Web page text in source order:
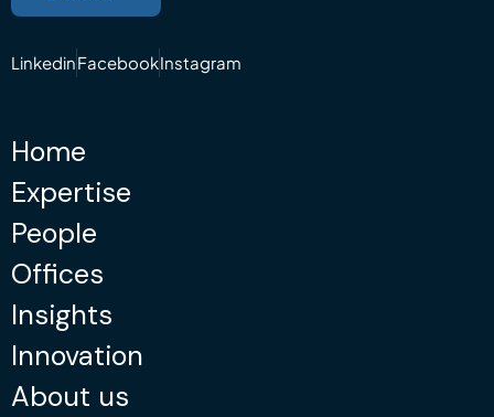
LinkedinFacebookInstagram
Home
Expertise
People
Offices
Insights
Innovation
About us